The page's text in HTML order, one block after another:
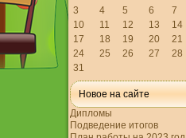
3
4 5 6 7
10
11 12 13 14
17
18 19 20 21
24
25 26 27 28
31
Новое на сайте
Дипломы
Подведение итогов